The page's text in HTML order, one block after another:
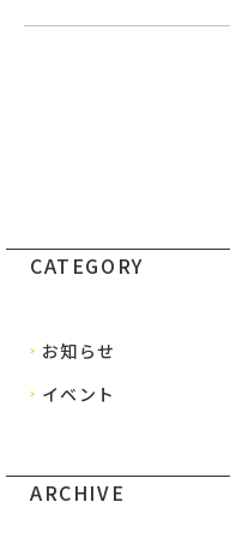
CATEGORY
お知らせ
イベント
ARCHIVE